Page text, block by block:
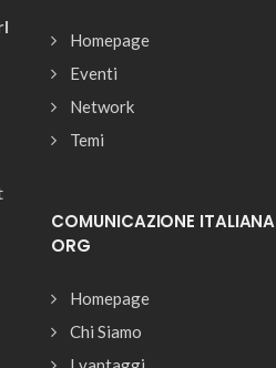
Homepage
Eventi
Network
Temi
COMUNICAZIONE ITALIANA
ORG
Homepage
Chi Siamo